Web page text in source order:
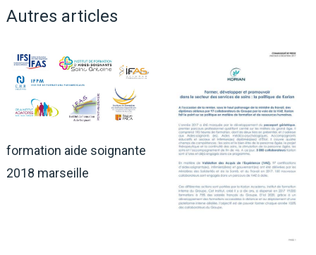
Autres articles
formation aide soignante
2018 marseille